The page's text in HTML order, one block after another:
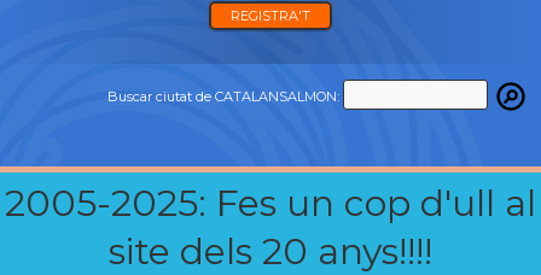
REGISTRA'T
Buscar ciutat de CATALANSALMON:
2005-2025: Fes un cop d'ull al
site dels 20 anys!!!!